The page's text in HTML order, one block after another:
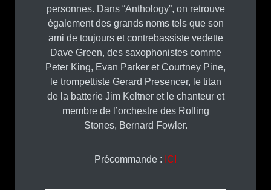
personnes. Dans “Anthology”, on retrouve
également des grands noms tels que son
ami de toujours et contrebassiste vedette
Dave Green, des saxophonistes comme
Peter King, Evan Parker et Courtney Pine,
le trompettiste Gerard Presencer, le titan
de la batterie Jim Keltner et le chanteur et
membre de l’orchestre des Rolling
Stones, Bernard Fowler.
Précommande : ICI